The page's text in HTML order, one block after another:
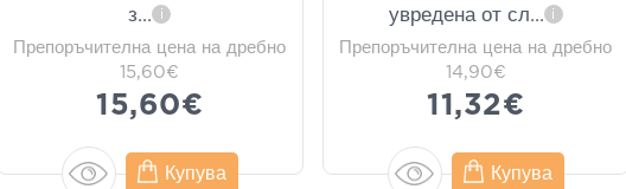
з... i
Препоръчителна цена на дребно
15,60€
15,60€
Купува
увредена от сл... i
Препоръчителна цена на дребно
14,90€
11,32€
Купува